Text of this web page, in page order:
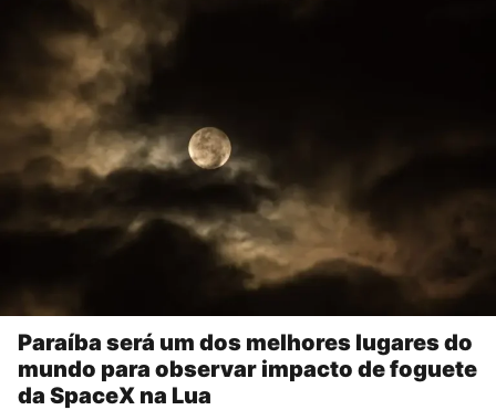
Paraíba será um dos melhores lugares do
mundo para observar impacto de foguete
da SpaceX na Lua